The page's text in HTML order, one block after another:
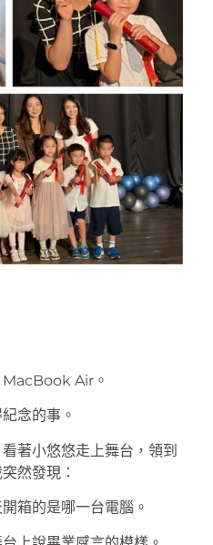
Air。
念的事。
著小悠悠走上舞台，領到
然發現：
箱的是哪一台電腦。